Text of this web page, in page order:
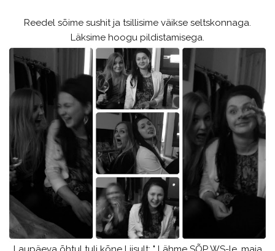
Reedel sõime sushit ja tsillisime väikse seltskonnaga.
Läksime hoogu pildistamisega.